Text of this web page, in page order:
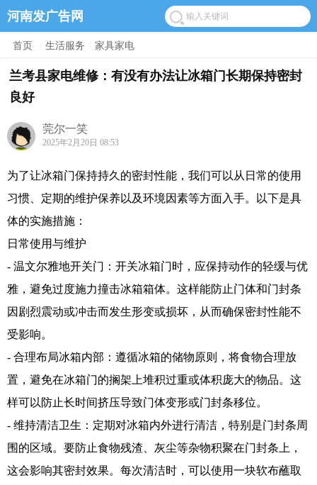
河南发广告网
首页 生活服务 家具家电
兰考县家电维修：有没有办法让冰箱门长期保持密封
良好
莞尔一笑
2025年2月20日 08:53
为了让冰箱门保持持久的密封性能，我们可以从日常的使用
习惯、定期的维护保养以及环境因素等方面入手。以下是具
体的实施措施：
日常使用与维护
- 温文尔雅地开关门：开关冰箱门时，应保持动作的轻缓与优
雅，避免过度施力撞击冰箱箱体。这样能防止门体和门封条
因剧烈震动或冲击而发生形变或损坏，从而确保密封性能不
受影响。
- 合理布局冰箱内部：遵循冰箱的储物原则，将食物合理放
置，避免在冰箱门的搁架上堆积过重或体积庞大的物品。这
样可以防止长时间挤压导致门体变形或门封条移位。
- 维持清洁卫生：定期对冰箱内外进行清洁，特别是门封条周
围的区域。要防止食物残渣、灰尘等杂物积聚在门封条上，
这会影响其密封效果。每次清洁时，可以使用一块软布蘸取